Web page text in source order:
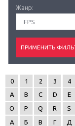
Жанр:
FPS
0 1 2 3 4
A
B C D E
O
P Q R S
А
Б В Г Д